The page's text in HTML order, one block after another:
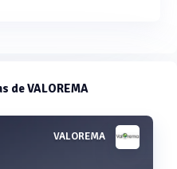
de VALOREMA
VALOREMA